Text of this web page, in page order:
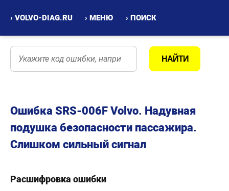
› VOLVO-DIAG.RU › МЕНЮ › ПОИСК
Ошибка SRS-006F Volvo. Надувная
подушка безопасности пассажира.
Слишком сильный сигнал
Расшифровка ошибки